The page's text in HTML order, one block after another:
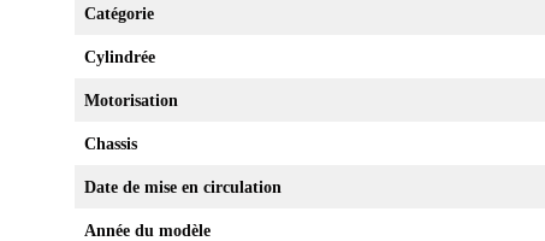
Catégorie
Cylindrée
Motorisation
Chassis
Date de mise en circulation
Année du modèle